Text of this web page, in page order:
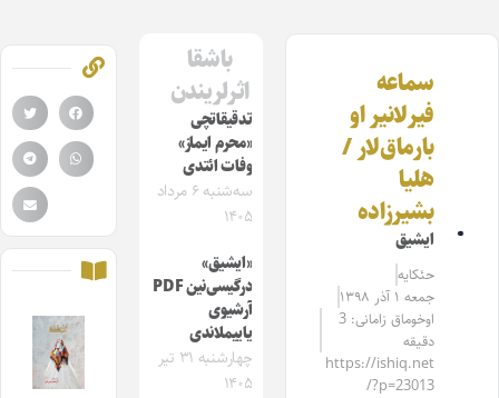
سماعه
فیرلانیر او
بارماق‌لار /
هلیا
بشیرزاده
ایشیق
حئکایه
جمعه ۱ آذر ۱۳۹۸
اوخوماق زامانی: 3
دقیقه
https://ishiq.net
/?p=23013
باشقا
اثرلریندن
تدقیقاتچی
«محرم ایماز»
وفات ائتدی
سه‌شنبه ۶ مرداد
۱۴۰۵
«ایشیق»
درگیسی‌نین PDF
آرشیوی
یاییملاندی
چهارشنبه ۳۱ تیر
۱۴۰۵